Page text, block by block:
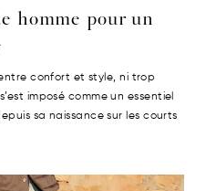
homme pour un
confort et style, ni trop
imposé comme un essentiel
sa naissance sur les courts